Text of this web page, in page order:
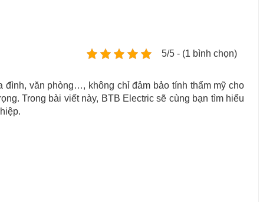
5/5 - (1 bình chọn)
đình, văn phòng…, không chỉ đảm bảo tính thẩm mỹ cho
Trong bài viết này, BTB Electric sẽ cùng bạn tìm hiểu